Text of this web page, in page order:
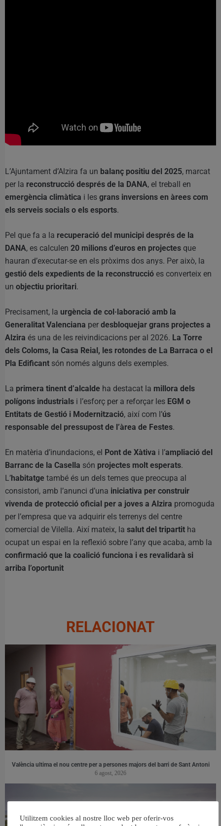
L’Ajuntament d’Alzira fa un balanç positiu del 2025, marcat
per la reconstrucció després de la DANA, el treball en
emergència climàtica i les grans inversions en àrees com
els serveis socials o els esports.
Pel que fa a la recuperació del municipi després de la
DANA, es calculen 20 milions d’euros en projectes que
hauran d’executar-se en els pròxims dos anys. Per això, la
gestió dels expedients de la reconstrucció es converteix en
un objectiu prioritari.
Precisament, la urgència de col·laboració amb la
Generalitat Valenciana per desbloquejar grans projectes a
Alzira és una de les reivindicacions per al 2026. La Torre
dels Coloms, la Casa Reial, les rotondes de La Barraca o el
Pla Edificant són només alguns dels exemples.
La primera tinent d’alcalde ha destacat la millora dels
polígons industrials i l’esforç per a reforçar les EGM o
Entitats de Gestió i Modernització, així com l’ús
responsable del pressupost de l’àrea de Festes.
En matèria d’inundacions, el Pont de Xàtiva i l’ampliació del
Barranc de la Casella són projectes molt esperats.
L’habitatge també és un dels temes que preocupa al
consistori, amb l’anunci d’una iniciativa per construir
vivenda de protecció oficial per a joves a Alzira promoguda
per l’empresa que va adquirir els terrenys del centre
comercial de Vilella. Així mateix, la salut del tripartit ha
ocupat un espai en la reflexió sobre l’any que acaba, amb la
confirmació que la coalició funciona i es revalidarà si
arriba l’oportunit
RELACIONAT
València ultima el nou centre per a persones majors del barri de Sant Antoni
6 agost, 2026
Utilitzem cookies al nostre lloc web per oferir-vos